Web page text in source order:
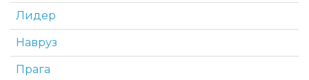
Лидер
Навруз
Прага